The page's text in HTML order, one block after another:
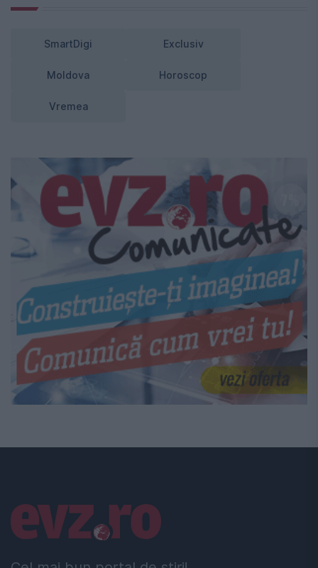
SmartDigi Exclusiv
Moldova Horoscop
Vremea
Linkuri utile